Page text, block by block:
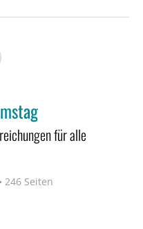
für alle
246 Seiten